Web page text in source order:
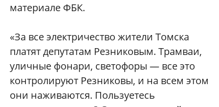
материале ФБК.
«За все электричество жители Томска
платят депутатам Резниковым. Трамваи,
уличные фонари, светофоры — все это
контролируют Резниковы, и на всем этом
они наживаются. Пользуетесь